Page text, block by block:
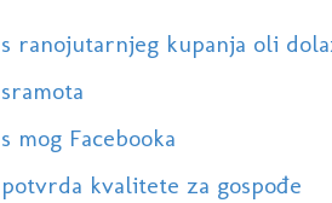
s ranojutarnjeg kupanja oli
sramota
s mog Facebooka
potvrda kvalitete za gospođe